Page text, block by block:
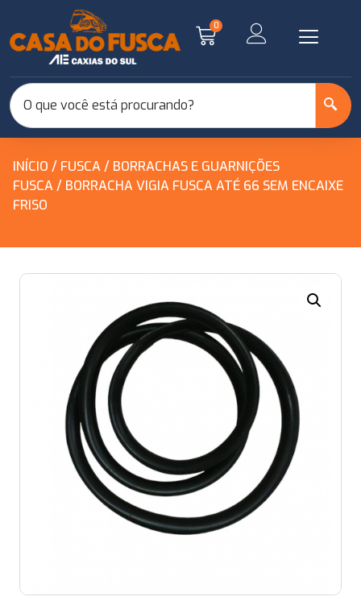
0
INÍCIO / FUSCA/ BORRACHAS E GUARNIÇÕES
FUSCA/ BORRACHA VIGIA FUSCA ATÉ 66 SEM ENCAIXE
FRISO